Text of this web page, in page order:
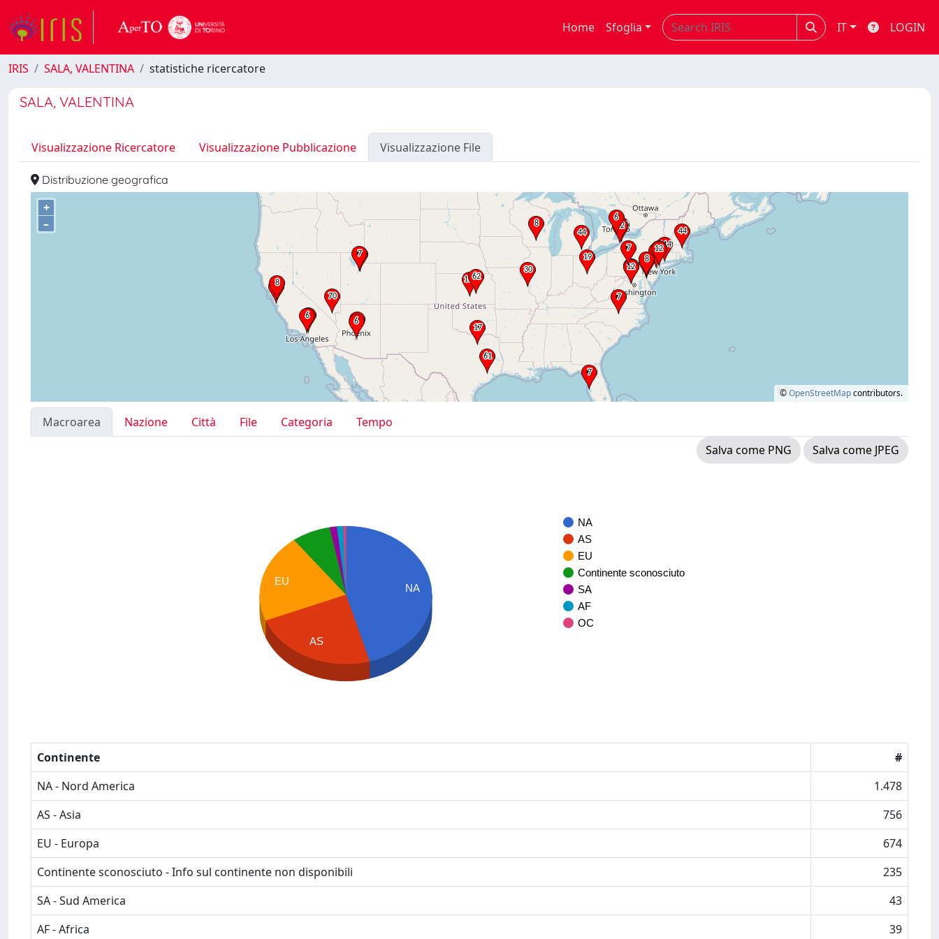
Home Sfoglia IT LOGIN
IRIS SALA, VALENTINA statistiche ricercatore
SALA, VALENTINA
Visualizzazione Ricercatore Visualizzazione Pubblicazione Visualizzazione File
Distribuzione geografica
+
–
©OpenStreetMapcontributors.
Macroarea Nazione Città File Categoria
Tempo
Salva come PNG
Salva come JPEG
NA
AS
EU
Continente sconosciuto
SA
AF
OC
NA
EU
AS
Continente
#
NA - Nord America
1.478
AS - Asia
756
EU - Europa
674
Continente sconosciuto - Info sul continente non disponibili
235
SA - Sud America
43
AF - Africa
39